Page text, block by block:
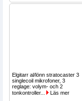
Elgitarr al/lönn stratocaster 3
singlecoil mikrofoner, 3
reglage: volym- och 2
tonkontroller...
Läs mer